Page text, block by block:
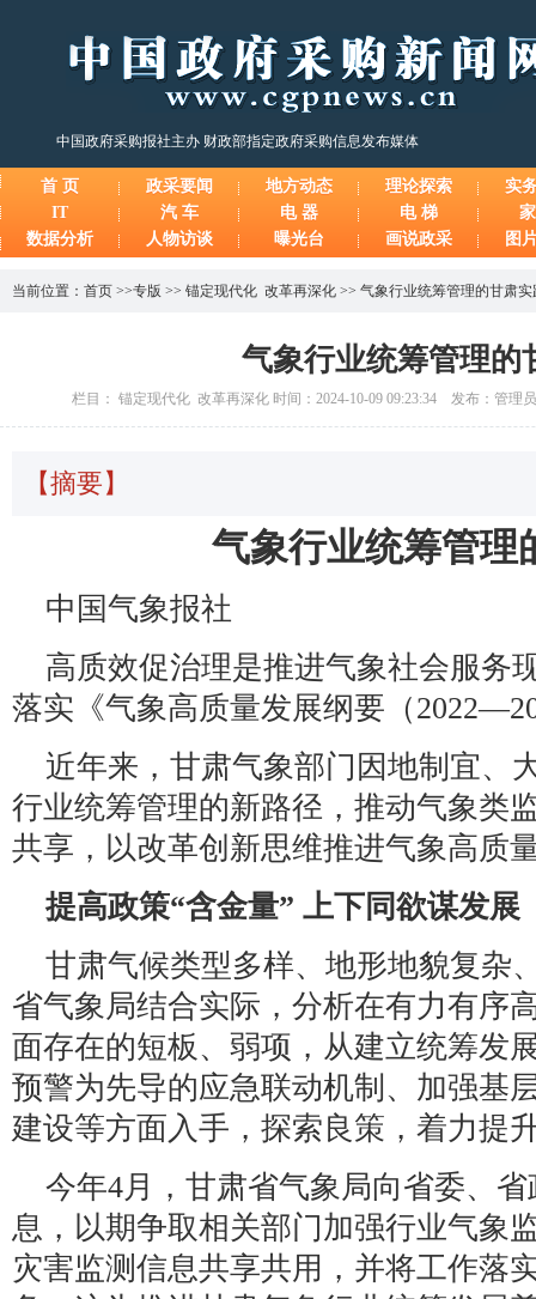
中国政府采购报社主办 财政部指定政府采购信息发布媒体
首 页 政采要闻 地方动态 理论探索
实
IT
汽 车 电 器 电 梯
数据分析
人物访谈 曝光台 画说政采 图
当前位置： 首页 >>专版 >> 锚定现代化 改革再深化 >> 气象行业统筹管理的甘肃实
气象行业统筹管理的
栏目： 锚定现代化 改革再深化 时间：2024-10-09 09:23:34 发布：管理
【摘要】
气象行业统筹管理
中国气象报社
高质效促治理是推进气象社会服务
落实《气象高质量发展纲要（
近年来，甘肃气象部门因地制宜、
行业统筹管理的新路径，推动气象类
共享，以改革创新思维推进气象高质
提高政策“含金量” 上下同欲谋发展
甘肃气候类型多样、地形地貌复杂
省气象局结合实际，分析在有力有序
面存在的短板、弱项，从建立统筹发
预警为先导的应急联动机制、加强基
建设等方面入手，探索良策，着力提
今年4月，甘肃省气象局向省委、
息，以期争取相关部门加强行业气象
灾害监测信息共享共用，并将工作落